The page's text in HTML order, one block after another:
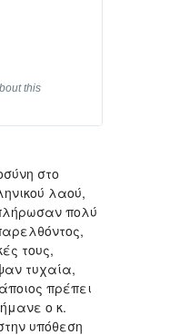
this
στο
λαού,
πολύ
τους,
τυχαία,
πρέπει
ο κ.
υπόθεση